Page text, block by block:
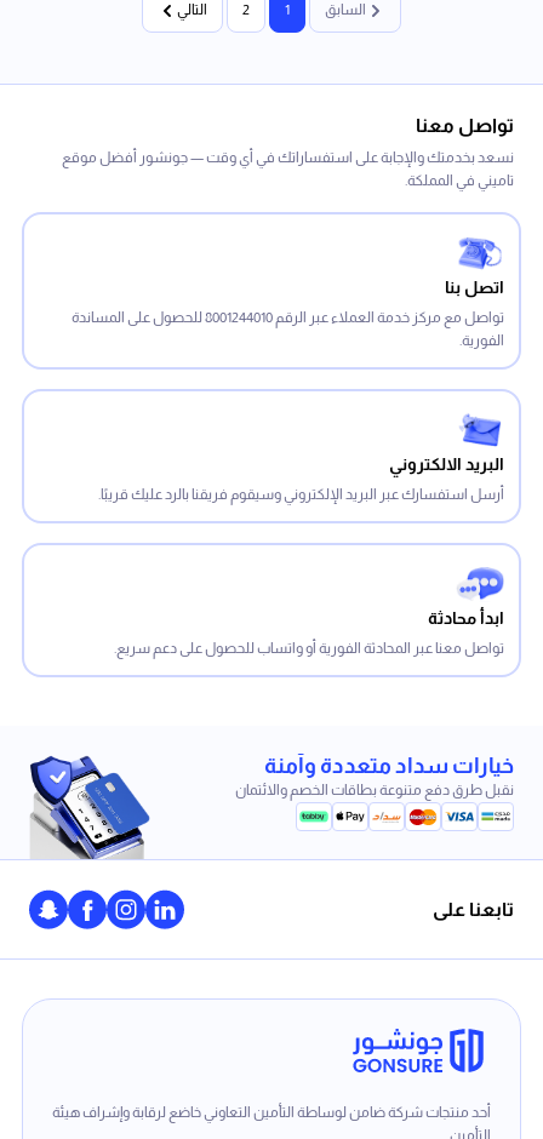
السابق 1
2 التالي
تواصل معنا
نسعد بخدمتك والإجابة على استفساراتك في أي وقت — جونشور أفضل موقع
تاميني في المملكة.
اتصل بنا
تواصل مع مركز خدمة العملاء عبر الرقم 8001244010 للحصول على المساندة
الفورية.
البريد الالكتروني
أرسل استفسارك عبر البريد الإلكتروني وسيقوم فريقنا بالرد عليك قريبًا.
ابدأ محادثة
تواصل معنا عبر المحادثة الفورية أو واتساب للحصول على دعم سريع.
خيارات سداد متعددة وآمنة
نقبل طرق دفع متنوعة بطاقات الخصم والائتمان
تابعنا على
أحد منتجات شركة ضامن لوساطة التأمين التعاوني خاضع لرقابة وإشراف هيئة
التأمين